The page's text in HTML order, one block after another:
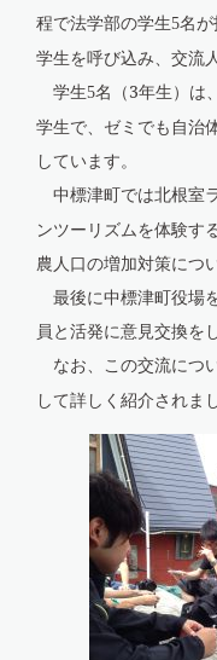
程で法学部の学生5名
学生を呼び込み、交流
学生5名（3年生）は
学生で、ゼミでも自治
しています。
中標津町では北根室
ンツーリズムを体験す
農人口の増加対策につ
最後に中標津町役場
員と活発に意見交換を
なお、この交流につい
して詳しく紹介されま